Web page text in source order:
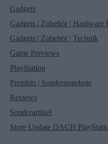
Gadgets
Gadgets | Zubehör | Hardware
Gadgets | Zubehör | Technik
Game Previews
PlayStation
Preishits | Sonderangebote
Reviews
Sonderartikel
Store Update DACH